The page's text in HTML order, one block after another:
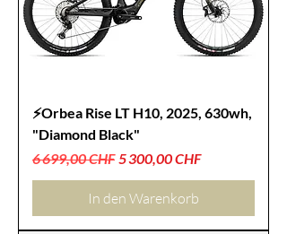
⚡Orbea Rise LT H10, 2025, 630wh,
"Diamond Black"
Standardpreis
6 699,00 CHF Sale-Preis
5 300,00 CHF
In den Warenkorb